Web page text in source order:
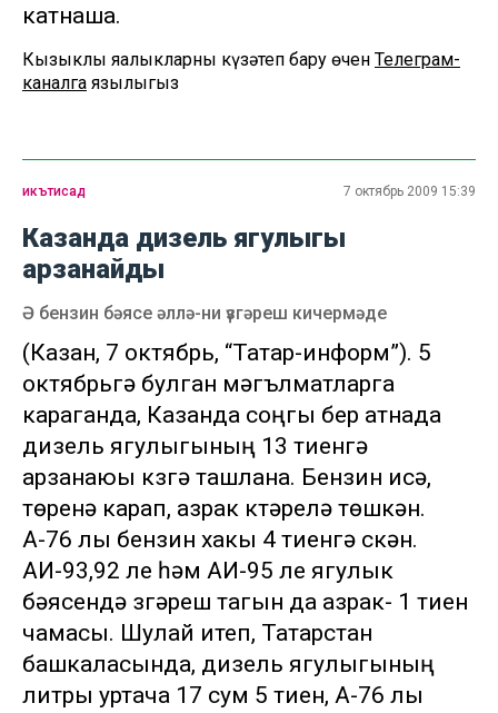
катнаша.
Кызыклы яңалыкларны күзәтеп бару өчен Телеграм-
каналга язылыгыз
икътисад 7 октябрь 2009 15:39
Казанда дизель ягулыгы
арзанайды
Ә бензин бәясе әллә-ни үзгәреш кичермәде
(Казан, 7 октябрь, “Татар-информ”). 5
октябрьгә булган мәгълүматларга
караганда, Казанда соңгы бер атнада
дизель ягулыгының 13 тиенгә
арзанаюы күзгә ташлана. Бензин исә,
төренә карап, азрак күтәрелә төшкән.
А-76 лы бензин хакы 4 тиенгә үскән.
АИ-93,92 ле һәм АИ-95 ле ягулык
бәясендә үзгәреш тагын да азрак- 1 тиен
чамасы. Шулай итеп, Татарстан
башкаласында, дизель ягулыгының
литры уртача 17 сум 5 тиен, А-76 лы